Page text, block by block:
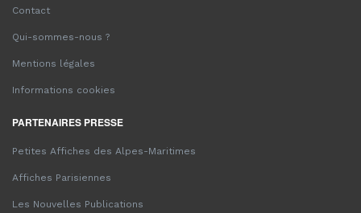
Contact
Qui-sommes-nous ?
Mentions légales
Informations cookies
PARTENAIRES PRESSE
Petites Affiches des Alpes-Maritimes
Affiches Parisiennes
Les Nouvelles Publications